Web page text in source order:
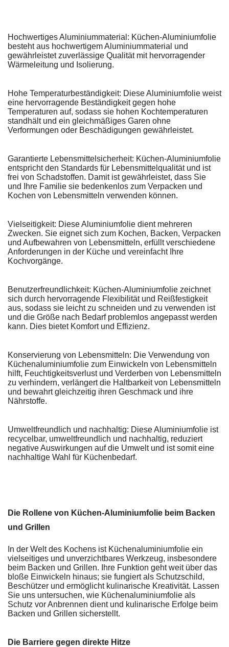
Hochwertiges Aluminiummaterial: Küchen-Aluminiumfolie
besteht aus hochwertigem Aluminiummaterial und
gewährleistet zuverlässige Qualität mit hervorragender
Wärmeleitung und Isolierung.
Hohe Temperaturbeständigkeit: Diese Aluminiumfolie weist
eine hervorragende Beständigkeit gegen hohe
Temperaturen auf, sodass sie hohen Kochtemperaturen
standhält und ein gleichmäßiges Garen ohne
Verformungen oder Beschädigungen gewährleistet.
Garantierte Lebensmittelsicherheit: Küchen-Aluminiumfolie
entspricht den Standards für Lebensmittelqualität und ist
frei von Schadstoffen. Damit ist gewährleistet, dass Sie
und Ihre Familie sie bedenkenlos zum Verpacken und
Kochen von Lebensmitteln verwenden können.
Vielseitigkeit: Diese Aluminiumfolie dient mehreren
Zwecken. Sie eignet sich zum Kochen, Backen, Verpacken
und Aufbewahren von Lebensmitteln, erfüllt verschiedene
Anforderungen in der Küche und vereinfacht Ihre
Kochvorgänge.
Benutzerfreundlichkeit: Küchen-Aluminiumfolie zeichnet
sich durch hervorragende Flexibilität und Reißfestigkeit
aus, sodass sie leicht zu schneiden und zu verwenden ist
und die Größe nach Bedarf problemlos angepasst werden
kann. Dies bietet Komfort und Effizienz.
Konservierung von Lebensmitteln: Die Verwendung von
Küchenaluminiumfolie zum Einwickeln von Lebensmitteln
hilft, Feuchtigkeitsverlust und Verderben von Lebensmitteln
zu verhindern, verlängert die Haltbarkeit von Lebensmitteln
und bewahrt gleichzeitig ihren Geschmack und ihre
Nährstoffe.
Umweltfreundlich und nachhaltig: Diese Aluminiumfolie ist
recycelbar, umweltfreundlich und nachhaltig, reduziert
negative Auswirkungen auf die Umwelt und ist somit eine
nachhaltige Wahl für Küchenbedarf.
Die Rollene von Küchen-Aluminiumfolie beim Backen
und Grillen
In der Welt des Kochens ist Küchenaluminiumfolie ein
vielseitiges und unverzichtbares Werkzeug, insbesondere
beim Backen und Grillen. Ihre Funktion geht weit über das
bloße Einwickeln hinaus; sie fungiert als Schutzschild,
Beschützer und ermöglicht kulinarische Kreativität. Lassen
Sie uns untersuchen, wie Küchenaluminiumfolie als
Schutz vor Anbrennen dient und kulinarische Erfolge beim
Backen und Grillen sicherstellt.
Die Barriere gegen direkte Hitze